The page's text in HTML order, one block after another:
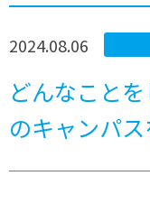
2024.08.06
どんなこと
のキャンパス